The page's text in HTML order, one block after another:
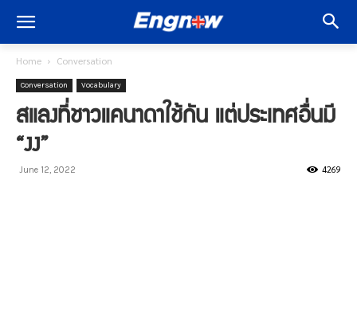
Home Conversation
Conversation Vocabulary
สแลงที่ชาวแคนาดาใช้กัน แต่ประเทศอื่นมี
“งง”
June 12, 2022 4269